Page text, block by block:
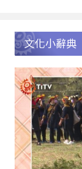
文化小辭典